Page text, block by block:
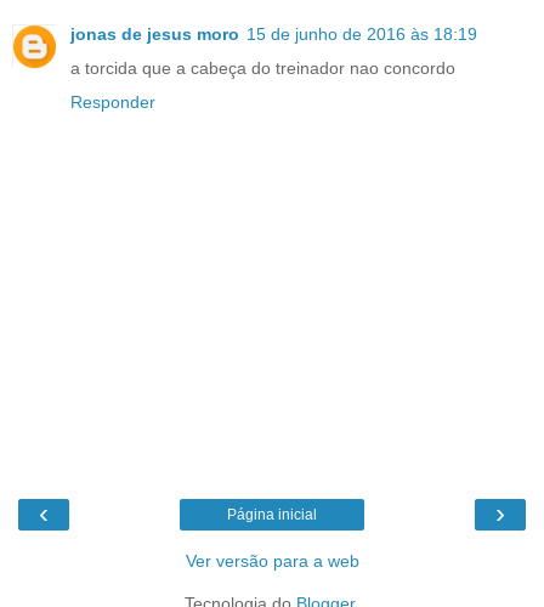
jonas de jesus moro 15 de junho de 2016 às 18:19
a torcida que a cabeça do treinador nao concordo
Responder
‹ ›
Página inicial
Ver versão para a web